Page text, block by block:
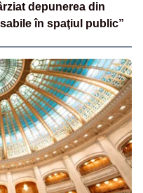
depunerea din
în spaţiul public”